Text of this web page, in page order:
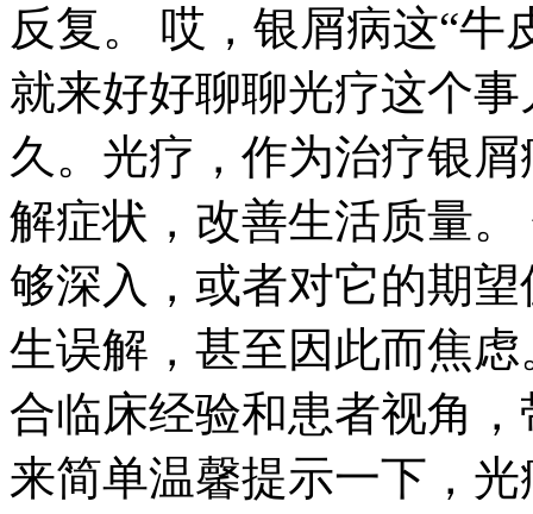
反复。 哎，银屑病这“牛
就来好好聊聊光疗这个
久。光疗，作为治疗银
解症状，改善生活质量
够深入，或者对它的期
生误解，甚至因此而焦
合临床经验和患者视角
来简单温馨提示一下，